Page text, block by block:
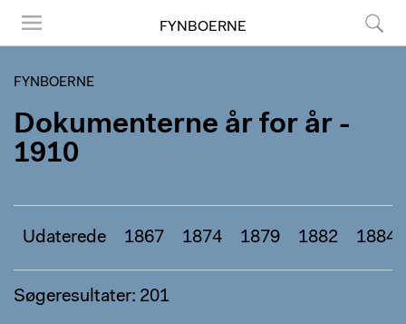
FYNBOERNE
FYNBOERNE
Dokumenterne år for år -
1910
Udaterede 1867 1874 1879 1882 1884
Søgeresultater: 201